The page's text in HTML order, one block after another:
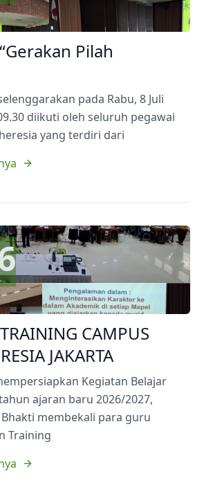
Pilah
pada Rabu, 8 Juli
diikuti oleh seluruh pegawai
yang terdiri dari
CAMPUS
JAKARTA
Kegiatan Belajar
ajaran baru 2026/2027,
Bhakti membekali para guru
Training